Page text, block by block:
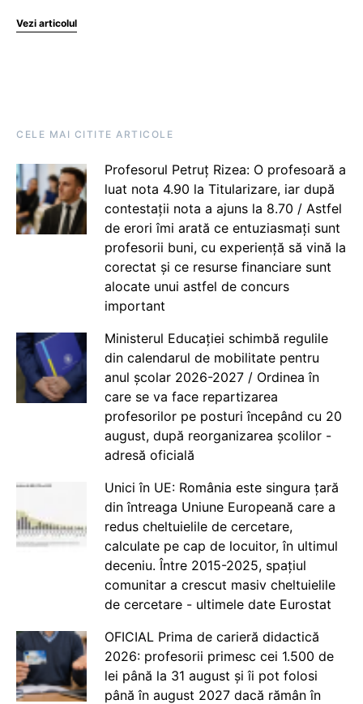
Vezi articolul
CELE MAI CITITE ARTICOLE
Profesorul Petruț Rizea: O profesoară a
luat nota 4.90 la Titularizare, iar după
contestații nota a ajuns la 8.70 / Astfel
de erori îmi arată ce entuziasmați sunt
profesorii buni, cu experiență să vină la
corectat și ce resurse financiare sunt
alocate unui astfel de concurs
important
Ministerul Educației schimbă regulile
din calendarul de mobilitate pentru
anul școlar 2026-2027 / Ordinea în
care se va face repartizarea
profesorilor pe posturi începând cu 20
august, după reorganizarea școlilor -
adresă oficială
Unici în UE: România este singura țară
din întreaga Uniune Europeană care a
redus cheltuielile de cercetare,
calculate pe cap de locuitor, în ultimul
deceniu. Între 2015-2025, spațiul
comunitar a crescut masiv cheltuielile
de cercetare - ultimele date Eurostat
OFICIAL Prima de carieră didactică
2026: profesorii primesc cei 1.500 de
lei până la 31 august și îi pot folosi
până în august 2027 dacă rămân în